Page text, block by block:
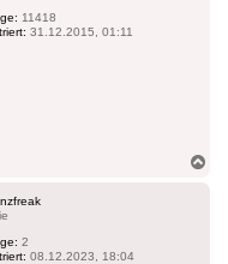
11418
31.12.2015, 01:11
2
08.12.2023, 18:04